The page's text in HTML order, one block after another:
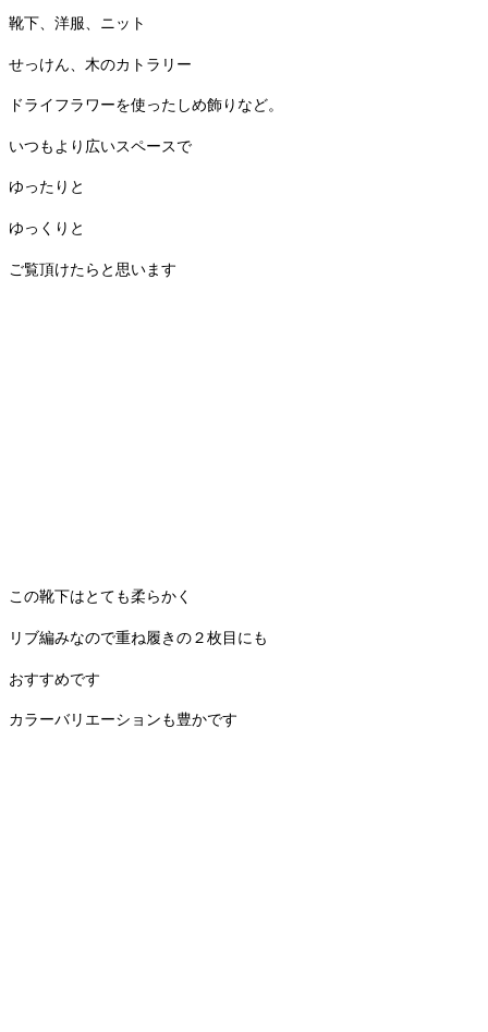
靴下、洋服、ニット
せっけん、木のカトラリー
ドライフラワーを使ったしめ飾りなど。
いつもより広いスペースで
ゆったりと
ゆっくりと
ご覧頂けたらと思います
この靴下はとても柔らかく
リブ編みなので重ね履きの２枚目にも
おすすめです
カラーバリエーションも豊かです